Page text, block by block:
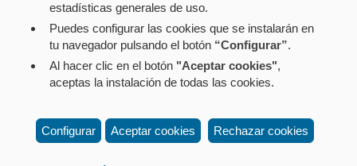
Aviso legal Política de privacidad
Política de cookies
Contacto: Paseo de Sarasate nº 38, 2º Dcha - 31001
Pamplona (Navarra) Tel.: 848 42 08 72
estadísticas generales de uso.
Puedes configurar las cookies que se instalarán en
tu navegador pulsando el botón “Configurar”.
Al hacer clic en el botón "Aceptar cookies",
aceptas la instalación de todas las cookies.
Configurar Aceptar cookies Rechazar cookies